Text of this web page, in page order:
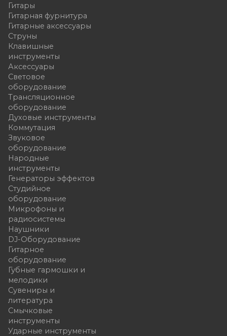
Гитары
Гитарная фурнитура
Гитарные аксессуары
Струны
Клавишные
инструменты
Аксессуары
Световое
оборудование
Трансляционное
оборудование
Духовые инструменты
Коммутация
Звуковое
оборудование
Народные
инструменты
Генераторы эффектов
Студийное
оборудование
Микрофоны и
радиосистемы
Наушники
DJ-Оборудование
Гитарное
оборудование
Губные гармошки и
мелодики
Сувениры и
литература
Смычковые
инструменты
Ударные инструменты